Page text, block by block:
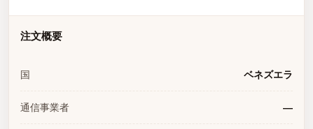
注文概要
国 ベネズエラ
通信事業者 —